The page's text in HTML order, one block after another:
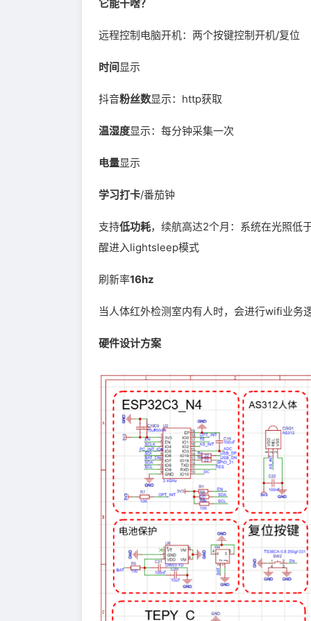
它能干啥？
远程控制电脑开机：两个按键控制开机/复位
时间显示
抖音粉丝数显示：http获取
温湿度显示：每分钟采集一次
电量显示
学习打卡/番茄钟
支持低功耗，续航高达2个月：系统在光照低
醒进入lightsleep模式
刷新率16hz
当人体红外检测室内有人时，会进行wifi业务
硬件设计方案